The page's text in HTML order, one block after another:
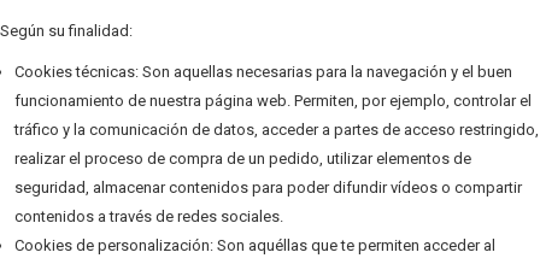
Según su finalidad:
Cookies técnicas: Son aquellas necesarias para la navegación y el buen
funcionamiento de nuestra página web. Permiten, por ejemplo, controlar el
tráfico y la comunicación de datos, acceder a partes de acceso restringido,
realizar el proceso de compra de un pedido, utilizar elementos de
seguridad, almacenar contenidos para poder difundir vídeos o compartir
contenidos a través de redes sociales.
Cookies de personalización: Son aquéllas que te permiten acceder al